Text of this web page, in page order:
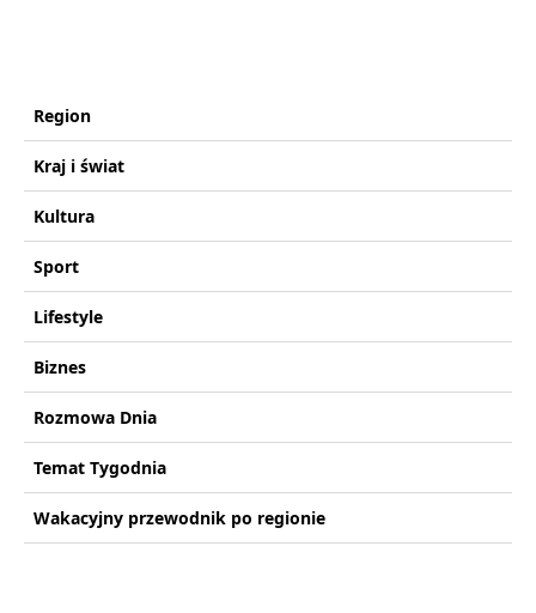
Region
Kraj i świat
Kultura
Sport
Lifestyle
Biznes
Rozmowa Dnia
Temat Tygodnia
Wakacyjny przewodnik po regionie